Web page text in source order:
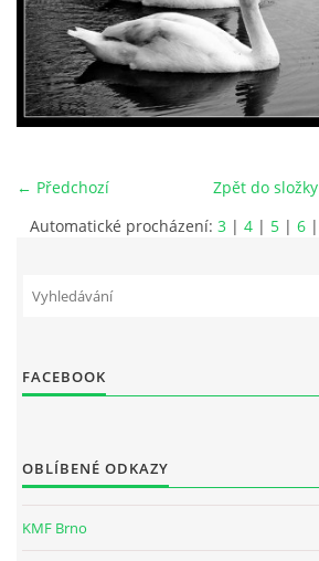
ŽIVOT FOTOKLUBU
PRO ČLENY
ETICKÉ HODNOTY FOTOKLUBU
Mezírka 321/3
IČO: 22877568
č.ú. 2501857810/2010
← Předchozí
Zpět do složky
Automatické procházení: 3 | 4 | 5 | 6 |
FACEBOOK
OBLÍBENÉ ODKAZY
KMF Brno